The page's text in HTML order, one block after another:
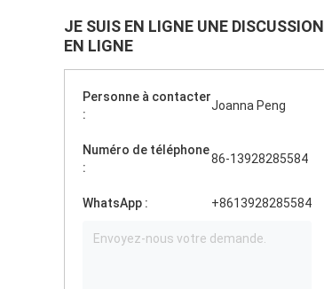
JE SUIS EN LIGNE UNE DISCUSSION
EN LIGNE
Personne à contacter
:
Joanna Peng
Numéro de téléphone
:
86-13928285584
WhatsApp : +8613928285584